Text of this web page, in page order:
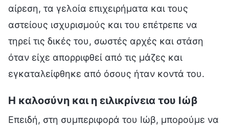
αίρεση, τα γελοία επιχειρήματα και τους
αστείους ισχυρισμούς και του επέτρεπε να
τηρεί τις δικές του, σωστές αρχές και στάση
όταν είχε απορριφθεί από τις μάζες και
εγκαταλείφθηκε από όσους ήταν κοντά του.
Η καλοσύνη και η ειλικρίνεια του Ιώβ
Επειδή, στη συμπεριφορά του Ιώβ, μπορούμε να